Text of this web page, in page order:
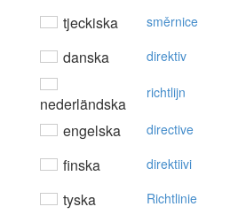
tjeckiska směrnice
danska direktiv
nederländska
richtlijn
engelska directive
finska direktiivi
tyska Richtlinie